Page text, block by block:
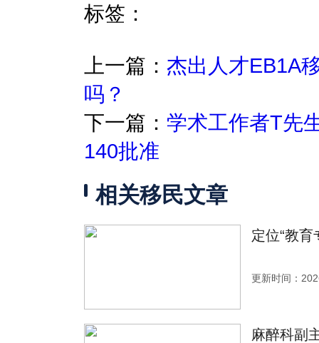
标签：
上一篇： 杰出人才EB1A
吗？
下一篇： 学术工作者T先
140批准
相关移民文章
定位“教
更新时间：
麻醉科副